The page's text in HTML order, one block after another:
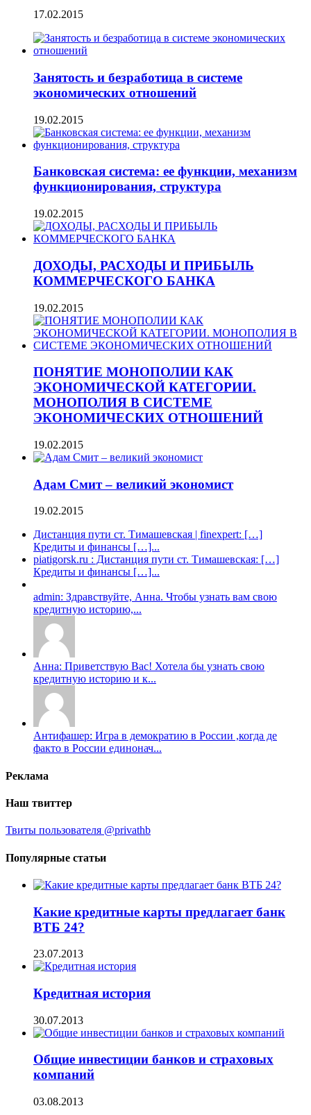
17.02.2015
Занятость и безработица в системе
экономических отношений
19.02.2015
Банковская система: ее функции, механизм
функционирования, структура
19.02.2015
ДОХОДЫ, РАСХОДЫ И ПРИБЫЛЬ
КОММЕРЧЕСКОГО БАНКА
19.02.2015
ПОНЯТИЕ МОНОПОЛИИ КАК
ЭКОНОМИЧЕСКОЙ КАТЕГОРИИ.
МОНОПОЛИЯ В СИСТЕМЕ
ЭКОНОМИЧЕСКИХ ОТНОШЕНИЙ
19.02.2015
Адам Смит – великий экономист
19.02.2015
Дистанция пути ст. Тимашевская | finexpert: […]
Кредиты и финансы […]...
piatigorsk.ru : Дистанция пути ст. Тимашевская: […]
Кредиты и финансы […]...
admin: Здравствуйте, Анна. Чтобы узнать вам свою
кредитную историю,...
Анна: Приветствую Вас! Хотела бы узнать свою
кредитную историю и к...
Антифашер: Игра в демократию в России ,когда де
факто в России единонач...
Реклама
Наш твиттер
Твиты пользователя @privathb
Популярные статьи
Какие кредитные карты предлагает банк
ВТБ 24?
23.07.2013
Кредитная история
30.07.2013
Общие инвестиции банков и страховых
компаний
03.08.2013